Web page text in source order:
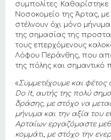
συμπολίτες.
Νοσοκομείο της Άρτας,
στέλνουν όχι μόνο
της σημασίας της
τους επερχόμενους
Λόφου Περάνθης, που
της πόλης και σημαντικό
«Συμμετέχουμε και
Do It, αυτής της πολύ
δράσης, με στόχο να
μήνυμα και την αξία του
Αρταίων εργαζόμαστε
κομμάτι, με στόχο την